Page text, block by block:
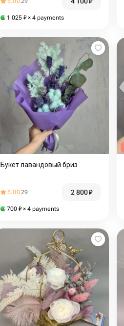
1 025 ₽ × 4 payments
Букет лавандовый бриз
5.0029 2 800₽
700 ₽ × 4 payments